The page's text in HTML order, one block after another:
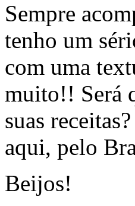
Sempre
tenho um
com uma
muito!! Será
suas
aqui, pelo
Beijos!